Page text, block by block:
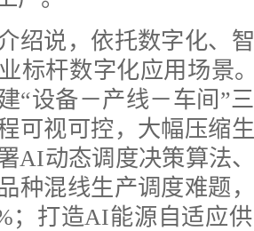
说，依托数字化、智
标杆数字化应用场景
“设备－产线－车间”
可视可控，大幅压缩
AI动态调度决策算法
种混线生产调度难题
；打造AI能源自适应